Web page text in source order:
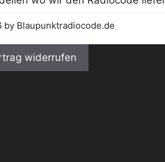
Blaupunktradiocode.de
widerrufen